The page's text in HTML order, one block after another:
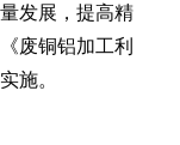
发展，提高精
废铜铝加工利
施。